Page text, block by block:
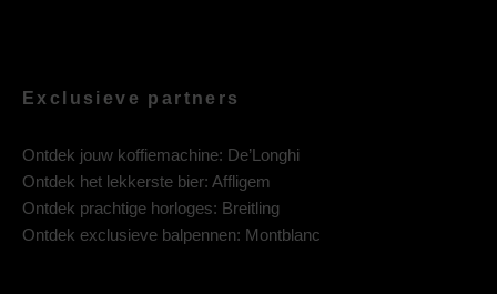
Exclusieve partners
Ontdek jouw koffiemachine: De’Longhi
Ontdek het lekkerste bier: Affligem
Ontdek prachtige horloges: Breitling
Ontdek exclusieve balpennen: Montblanc